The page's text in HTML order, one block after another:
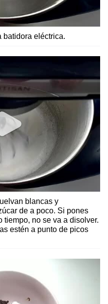
batidora eléctrica.
blancas y
de a poco. Si pones
tiempo, no se va a disolver.
estén a punto de picos